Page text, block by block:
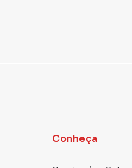
no dia a dia.
Conheça